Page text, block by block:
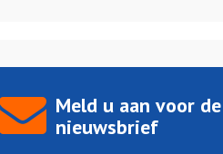
Meld u aan voor de
nieuwsbrief